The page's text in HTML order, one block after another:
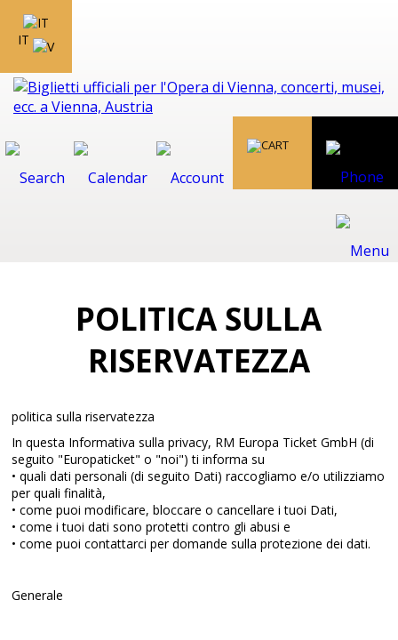
IT
POLITICA SULLA
RISERVATEZZA
politica sulla riservatezza
In questa Informativa sulla privacy, RM Europa Ticket GmbH (di
seguito "Europaticket" o "noi") ti informa su
• quali dati personali (di seguito Dati) raccogliamo e/o utilizziamo
per quali finalità,
• come puoi modificare, bloccare o cancellare i tuoi Dati,
• come i tuoi dati sono protetti contro gli abusi e
• come puoi contattarci per domande sulla protezione dei dati.
Generale